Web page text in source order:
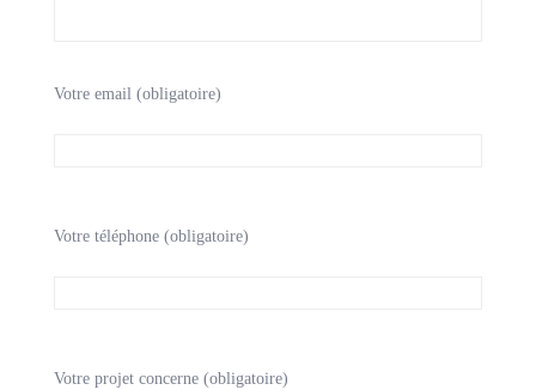
Votre email (obligatoire)
Votre téléphone (obligatoire)
Votre projet concerne (obligatoire)